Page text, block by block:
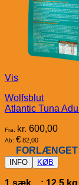
Vis
Wolfsblut
Atlantic Tuna
Fra: kr. 600,00
Ab: € 82,00
INFO KØB